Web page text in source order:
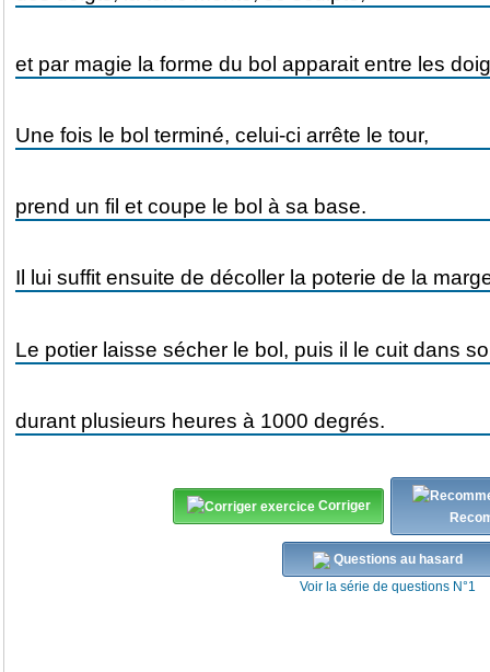
Corriger
Questions au hasard
Voir la série de questions N°1